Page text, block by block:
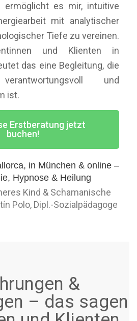
ermöglicht es mir, intuitive
mit analytischer
Tiefe zu vereinen.
und Klienten in
das eine Begleitung, die
und
ist.
Erstberatung jetzt
buchen!
Kind & Schamanische
Polo, Dipl.-Sozialpädagoge
&
– das sagen